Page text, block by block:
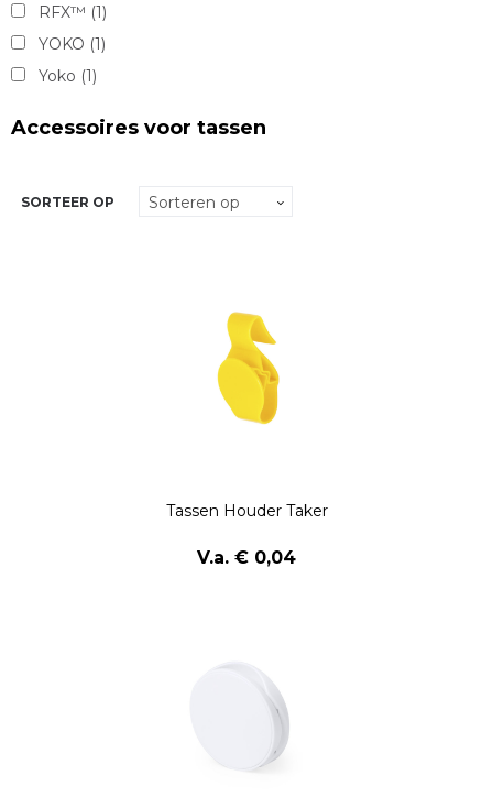
RFX™ (1)
YOKO (1)
Yoko (1)
Accessoires voor tassen
SORTEER OP
Tassen Houder Taker
V.a. € 0,04